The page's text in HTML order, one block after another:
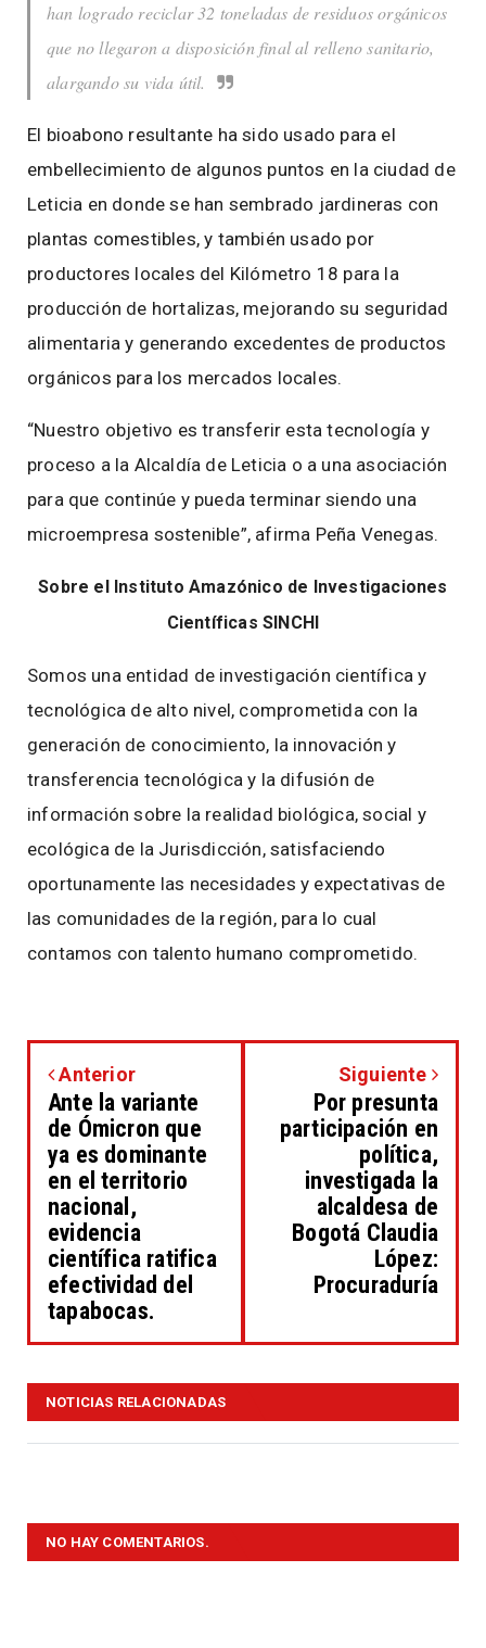
han logrado reciclar 32 toneladas de residuos orgánicos
que no llegaron a disposición final al relleno sanitario,
alargando su vida útil.
El bioabono resultante ha sido usado para el
embellecimiento de algunos puntos en la ciudad de
Leticia en donde se han sembrado jardineras con
plantas comestibles, y también usado por
productores locales del Kilómetro 18 para la
producción de hortalizas, mejorando su seguridad
alimentaria y generando excedentes de productos
orgánicos para los mercados locales.
“Nuestro objetivo es transferir esta tecnología y
proceso a la Alcaldía de Leticia o a una asociación
para que continúe y pueda terminar siendo una
microempresa sostenible”, afirma Peña Venegas.
Sobre el Instituto Amazónico de Investigaciones
Científicas SINCHI
Somos una entidad de investigación científica y
tecnológica de alto nivel, comprometida con la
generación de conocimiento, la innovación y
transferencia tecnológica y la difusión de
información sobre la realidad biológica, social y
ecológica de la Jurisdicción, satisfaciendo
oportunamente las necesidades y expectativas de
las comunidades de la región, para lo cual
contamos con talento humano comprometido.
Anterior
Ante la variante
de Ómicron que
ya es dominante
en el territorio
nacional,
evidencia
científica ratifica
efectividad del
tapabocas.
Siguiente
Por presunta
participación en
política,
investigada la
alcaldesa de
Bogotá Claudia
López:
Procuraduría
NOTICIAS RELACIONADAS
NO HAY COMENTARIOS.